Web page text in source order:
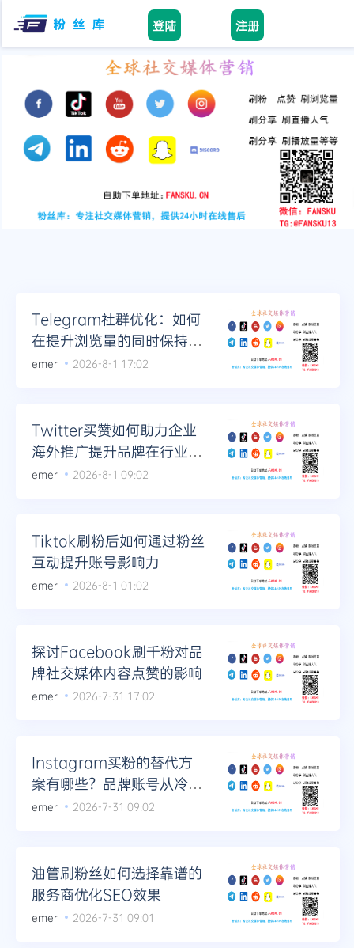
登陆 注册
facebook
tiktok
instagram
twitter
telegram
Telegram社群优化：如何
在提升浏览量的同时保持社
区的高品质
emer 2026-8-1 17:02
Twitter买赞如何助力企业
海外推广提升品牌在行业内
的权威性
emer 2026-8-1 09:02
Tiktok刷粉后如何通过粉丝
互动提升账号影响力
emer 2026-8-1 01:02
探讨Facebook刷千粉对品
牌社交媒体内容点赞的影响
emer 2026-7-31 17:02
Instagram买粉的替代方
案有哪些？品牌账号从冷启
动到爆红的路径
emer 2026-7-31 09:02
油管刷粉丝如何选择靠谱的
服务商优化SEO效果
emer 2026-7-31 09:01